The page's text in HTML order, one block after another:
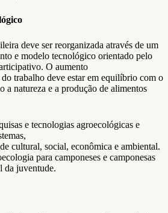
deve ser reorganizada através de um
e modelo tecnológico orientado pelo
O aumento
trabalho deve estar em equilíbrio com o
a natureza e a produção de alimentos
e tecnologias agroecológicas e
cultural, social, econômica e ambiental.
para camponeses e camponesas
da juventude.